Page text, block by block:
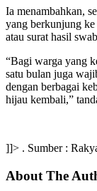
Ia menambahkan,
yang berkunjung
atau surat hasil
“Bagi warga yang
satu bulan juga
dengan berbagai
hijau kembali,”
]]> . Sumber :
About The